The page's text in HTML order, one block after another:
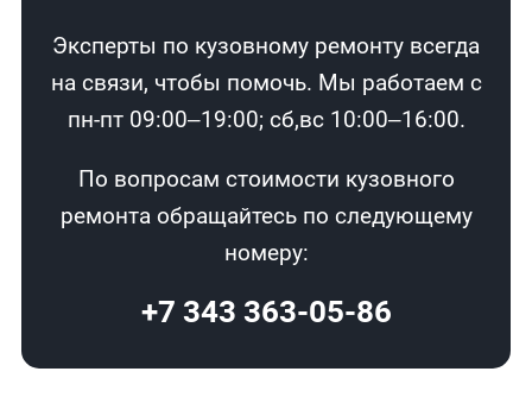
Эксперты по кузовному ремонту всегда
на связи, чтобы помочь. Мы работаем с
пн-пт 09:00–19:00; сб,вс 10:00–16:00.
По вопросам стоимости кузовного
ремонта обращайтесь по следующему
номеру:
+7 343 363-05-86